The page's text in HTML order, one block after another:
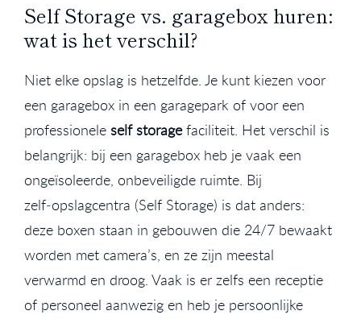
Self Storage vs. garagebox huren:
wat is het verschil?
Niet elke opslag is hetzelfde. Je kunt kiezen voor
een garagebox in een garagepark of voor een
professionele self storagefaciliteit. Het verschil is
belangrijk: bij een garagebox heb je vaak een
ongeïsoleerde, onbeveiligde ruimte. Bij
zelf‑opslagcentra (Self Storage) is dat anders:
deze boxen staan in gebouwen die 24/7 bewaakt
worden met camera’s, en ze zijn meestal
verwarmd en droog. Vaak is er zelfs een receptie
of personeel aanwezig en heb je persoonlijke